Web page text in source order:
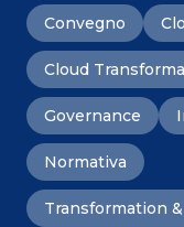
Convegno
Cloud
Governance
Normativa
Transformation